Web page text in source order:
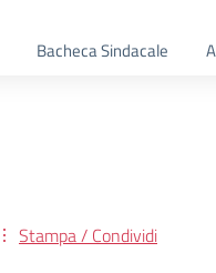
Bacheca Sindacale
Stampa / Condividi